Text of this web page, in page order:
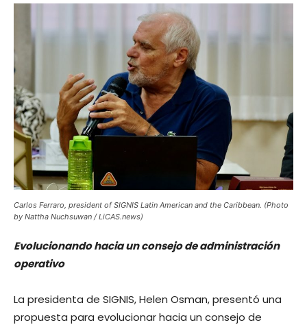
Carlos Ferraro, president of SIGNIS Latin American and the Caribbean. (Photo
by Nattha Nuchsuwan / LiCAS.news)
Evolucionando hacia un consejo de administración
operativo
La presidenta de SIGNIS, Helen Osman, presentó una
propuesta para evolucionar hacia un consejo de